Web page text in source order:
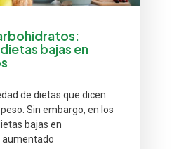
bajas en
de dietas que dicen
Sin embargo, en los
bajas en
aumentado